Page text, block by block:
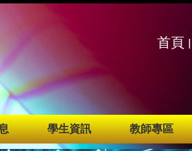
首頁 |
學生資訊 教師專區